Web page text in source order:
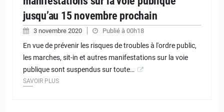
jusqu’au 15 novembre prochain
3 novembre 2020 Publié à 00h18
En vue de prévenir les risques de troubles à l'ordre public,
les marches, sit-in et autres manifestations sur la voie
publique sont suspendus sur toute…
SAVOIR PLUS